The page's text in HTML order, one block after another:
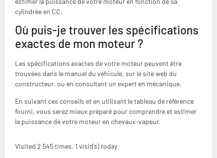
cylindrée en CC.
Où puis-je trouver les spécifications
exactes de mon moteur ?
Les spécifications exactes de votre moteur peuvent être
trouvées dans le manuel du véhicule, sur le site web du
constructeur, ou en consultant un expert en mécanique.
En suivant ces conseils et en utilisant le tableau de référence
fourni, vous serez mieux préparé pour comprendre et estimer
la puissance de votre moteur en chevaux-vapeur.
Visited 2 545 times, 1 visit(s) today